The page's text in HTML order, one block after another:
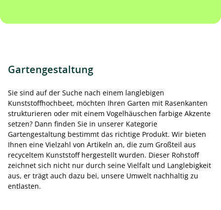
Gartengestaltung
Sie sind auf der Suche nach einem langlebigen
Kunststoffhochbeet, möchten Ihren Garten mit Rasenkanten
strukturieren oder mit einem Vogelhäuschen farbige Akzente
setzen? Dann finden Sie in unserer Kategorie
Gartengestaltung bestimmt das richtige Produkt. Wir bieten
Ihnen eine Vielzahl von Artikeln an, die zum Großteil aus
recyceltem Kunststoff hergestellt wurden. Dieser Rohstoff
zeichnet sich nicht nur durch seine Vielfalt und Langlebigkeit
aus, er trägt auch dazu bei, unsere Umwelt nachhaltig zu
entlasten.